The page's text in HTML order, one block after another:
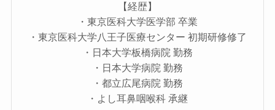
【経歴】
・東京医科大学医学部 卒業
・東京医科大学八王子医療センター 初期研修修了
・日本大学板橋病院 勤務
・日本大学病院 勤務
・都立広尾病院 勤務
・よし耳鼻咽喉科 承継